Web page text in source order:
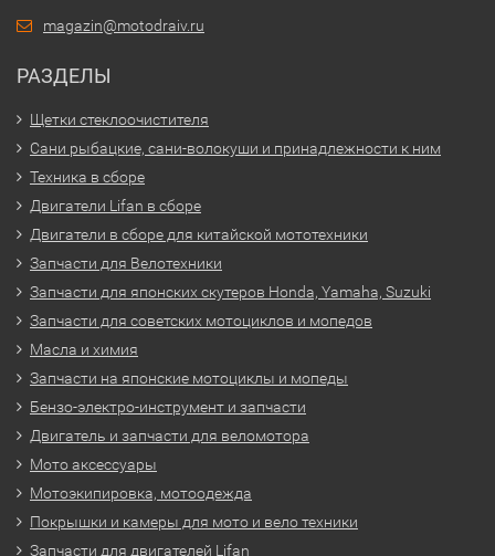
magazin@motodraiv.ru
РАЗДЕЛЫ
Щетки стеклоочистителя
Сани рыбацкие, сани-волокуши и принадлежности к ним
Техника в сборе
Двигатели Lifan в сборе
Двигатели в сборе для китайской мототехники
Запчасти для Велотехники
Запчасти для японских скутеров Honda, Yamaha, Suzuki
Запчасти для советских мотоциклов и мопедов
Масла и химия
Запчасти на японские мотоциклы и мопеды
Бензо-электро-инструмент и запчасти
Двигатель и запчасти для веломотора
Мото аксессуары
Мотоэкипировка, мотоодежда
Покрышки и камеры для мото и вело техники
Запчасти для двигателей Lifan